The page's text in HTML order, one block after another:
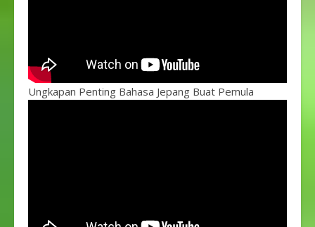
Ungkapan Penting Bahasa Jepang Buat Pemula